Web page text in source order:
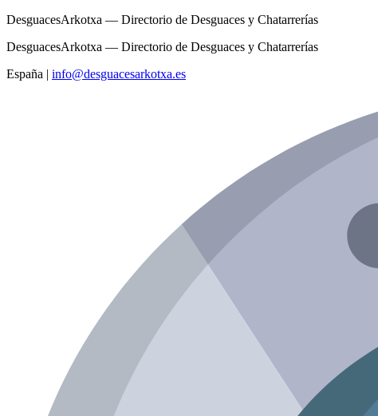
DesguacesArkotxa — Directorio de Desguaces y Chatarrerías
DesguacesArkotxa — Directorio de Desguaces y Chatarrerías
España | info@desguacesarkotxa.es